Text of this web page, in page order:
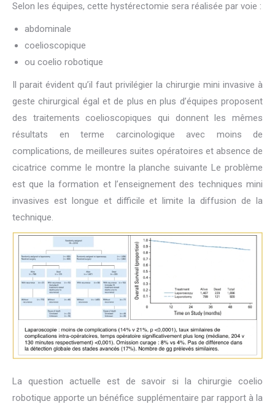
Selon les équipes, cette hystérectomie sera réalisée par voie :
abdominale
coelioscopique
ou coelio robotique
Il parait évident qu’il faut privilégier la chirurgie mini invasive à
geste chirurgical égal et de plus en plus d’équipes proposent
des traitements coelioscopiques qui donnent les mêmes
résultats en terme carcinologique avec moins de
complications, de meilleures suites opératoires et absence de
cicatrice comme le montre la planche suivante Le problème
est que la formation et l’enseignement des techniques mini
invasives est longue et difficile et limite la diffusion de la
technique.
La question actuelle est de savoir si la chirurgie coelio
robotique apporte un bénéfice supplémentaire par rapport à la